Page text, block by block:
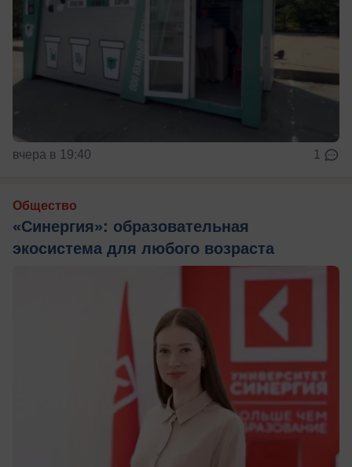
вчера в 19:40 1
Общество
«Синергия»: образовательная
экосистема для любого возраста